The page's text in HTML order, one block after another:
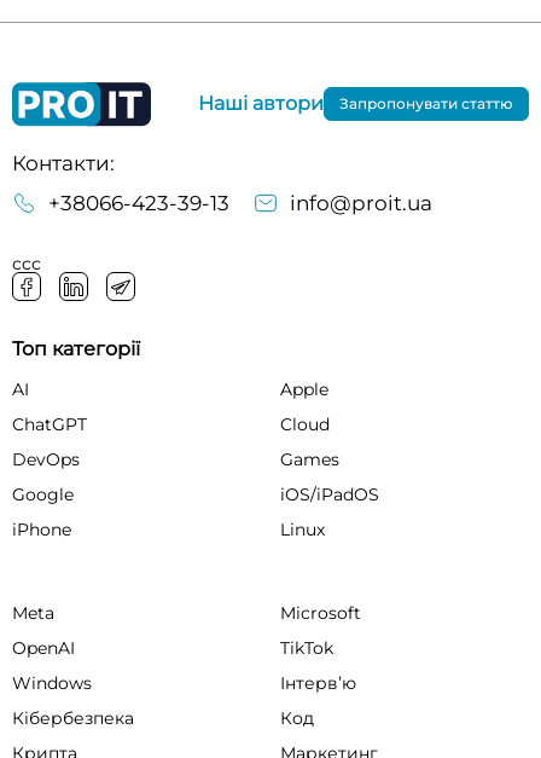
Контакти:
+38066-423-39-13
info@proit.ua
ссс
Наші автори Запропонувати статтю
Топ категорії
AI
Apple
ChatGPT
Cloud
DevOps
Games
Google
iOS/iPadOS
iPhone
Linux
Meta
Microsoft
OpenAI
TikTok
Windows
Інтервʼю
Кібербезпека
Код
Крипта
Маркетинг